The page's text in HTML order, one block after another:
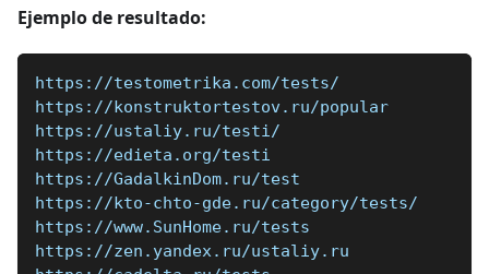
Ejemplo de resultado:
https://testometrika.com/tests/
https://konstruktortestov.ru/popular
https://ustaliy.ru/testi/
https://edieta.org/testi
https://GadalkinDom.ru/test
https://kto-chto-gde.ru/category/tests/
https://www.SunHome.ru/tests
https://zen.yandex.ru/ustaliy.ru